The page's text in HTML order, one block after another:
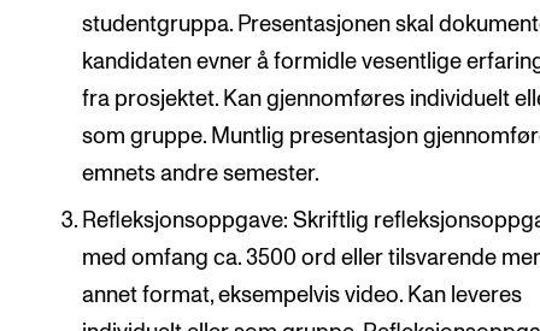
studentgruppa. Presentasjonen skal
kandidaten evner å formidle vesentlige
fra prosjektet. Kan gjennomføres individuelt
som gruppe. Muntlig presentasjon
emnets andre semester.
Refleksjonsoppgave: Skriftlig
med omfang ca. 3500 ord eller tilsvarende
annet format, eksempelvis video. Kan leveres